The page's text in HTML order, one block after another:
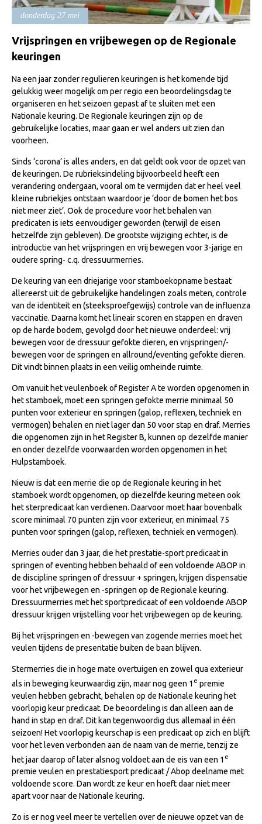
Import registratie
Veulenregistratie
I&R Registratie
Formulier overschrijven op naam
Animal Health Regulation
Gids voor Goede Praktijken
Tarievenlijst
Veel gestelde vragen
Webshop
Evenementen
NRPS Select Sale
Hengstenkeuring
Regionale Keuringen
Nationale Keuring
Late Veulenkeuring
ABOP
Sport
Wereldkampioenschap Jonge Paarden
Dutch Pony Championship
Evenementen
Arabissimo
Veulenregistratie
Veulens en merries
Zoek een NRPS paard
PEDIGREE ONLINE
Informatie aan je paard of pony toevoegen
Onze fokkerij
Fokkerij informatie
Veulen registratie
NRPS-Boegbeeld
Predicaten
Cornage
Röntgenonderzoek
WBSFH
Dekhengsten
donderdag 27 mei
Vrijspringen en vrijbewegen op de Regionale
keuringen
Na een jaar zonder regulieren keuringen is het komende tijd
gelukkig weer mogelijk om per regio een beoordelingsdag te
organiseren en het seizoen gepast af te sluiten met een
Nationale keuring. De Regionale keuringen zijn op de
gebruikelijke locaties, maar gaan er wel anders uit zien dan
voorheen.
Sinds ‘corona’ is alles anders, en dat geldt ook voor de opzet van
de keuringen. De rubrieksindeling bijvoorbeeld heeft een
verandering ondergaan, vooral om te vermijden dat er heel veel
kleine rubriekjes ontstaan waardoor je ‘door de bomen het bos
niet meer ziet’. Ook de procedure voor het behalen van
predicaten is iets eenvoudiger geworden (terwijl de eisen
hetzelfde zijn gebleven). De grootste wijziging echter, is de
introductie van het vrijspringen en vrij bewegen voor 3-jarige en
oudere spring- c.q. dressuurmerries.
De keuring van een driejarige voor stamboekopname bestaat
allereerst uit de gebruikelijke handelingen zoals meten, controle
van de identiteit en (steeksproefgewijs) controle van de influenza
vaccinatie. Daarna komt het lineair scoren en stappen en draven
op de harde bodem, gevolgd door het nieuwe onderdeel: vrij
bewegen voor de dressuur gefokte dieren, en vrijspringen/-
bewegen voor de springen en allround/eventing gefokte dieren.
Dit vindt binnen plaats in een veilig omheinde ruimte.
Om vanuit het veulenboek of Register A te worden opgenomen in
het stamboek, moet een springen gefokte merrie minimaal 50
punten voor exterieur en springen (galop, reflexen, techniek en
vermogen) behalen en niet lager dan 50 voor stap en draf. Merries
die opgenomen zijn in het Register B, kunnen op dezelfde manier
en onder dezelfde voorwaarden worden opgenomen in het
Hulpstamboek.
Nieuw is dat een merrie die op de Regionale keuring in het
stamboek wordt opgenomen, op diezelfde keuring meteen ook
het sterpredicaat kan verdienen. Daarvoor moet haar bovenbalk
score minimaal 70 punten zijn voor exterieur, en minimaal 75
punten voor springen (galop, reflexen, techniek en vermogen).
Merries ouder dan 3 jaar, die het prestatie-sport predicaat in
springen of eventing hebben behaald of een voldoende ABOP in
de discipline springen of dressuur + springen, krijgen dispensatie
voor het vrijbewegen en -springen op de Regionale keuring.
Dressuurmerries met het sportpredicaat of een voldoende ABOP
dressuur krijgen vrijstelling voor het vrijbewegen op de keuring.
Bij het vrijspringen en -bewegen van zogende merries moet het
veulen tijdens de presentatie buiten de baan blijven.
Stermerries die in hoge mate overtuigen en zowel qua exterieur
als in beweging keurwaardig zijn, maar nog geen 1 e premie
veulen hebben gebracht, behalen op de Nationale keuring het
voorlopig keur predicaat. De beoordeling is dan alleen aan de
hand in stap en draf. Dit kan tegenwoordig dus allemaal in één
seizoen! Het voorlopig keurschap is een predicaat op zich en blijft
voor het leven verbonden aan de naam van de merrie, tenzij ze
het jaar daarop of later alsnog voldoet aan de eis van een 1 e
premie veulen en prestatiesport predicaat / Abop deelname met
voldoende score. Dan wordt ze keur en hoeft daar niet meer
apart voor naar de Nationale keuring.
Zo is er nog veel meer te vertellen over de nieuwe opzet van de